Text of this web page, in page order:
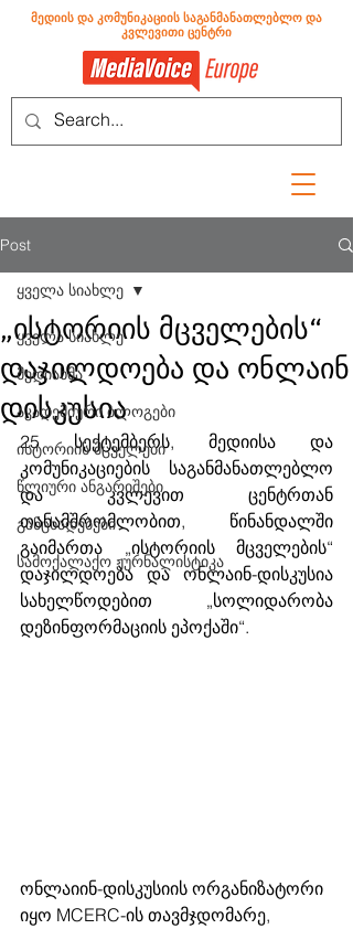
მედიის და კომუნიკაციის საგანმანათლებლო და
კვლევითი ცენტრი
Post
ყველა სიახლე
მედიახმა
აკადემიური ბლოგები
ისტორიის მცველები
წლიური ანგარიშები
განცხადებები
სამოქალაქო ჟურნალისტიკა
ყველა სიახლე
„ისტორიის მცველების“
დაჯილდოება და ონლაინ
დისკუსია
25 სექტემბერს, მედიისა და
კომუნიკაციების საგანმანათლებლო
და კვლევით ცენტრთან
თანამშრომლობით, წინანდალში
გაიმართა „ისტორიის მცველების“
დაჯილდოება და ონლაინ-დისკუსია
სახელწოდებით „სოლიდარობა
დეზინფორმაციის ეპოქაში“.
ონლაიინ-დისკუსიის ორგანიზატორი
იყო MCERC-ის თავმჯდომარე,